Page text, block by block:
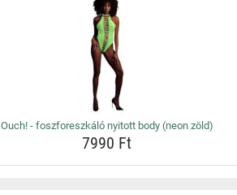
Ouch! - foszforeszkáló nyitott body (neon zöld)
7990 Ft